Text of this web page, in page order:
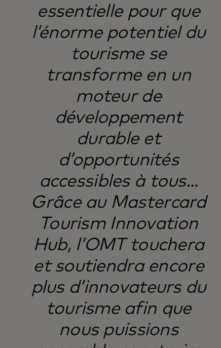
essentielle pour que
l’énorme potentiel du
tourisme se
transforme en un
moteur de
développement
durable et
d’opportunités
accessibles à tous...
Grâce au Mastercard
Tourism Innovation
Hub, l’OMT touchera
et soutiendra encore
plus d’innovateurs du
tourisme afin que
nous puissions